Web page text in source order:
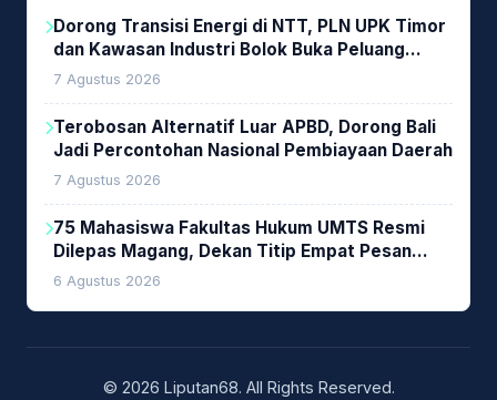
Dorong Transisi Energi di NTT, PLN UPK Timor
dan Kawasan Industri Bolok Buka Peluang
Investasi Woodchip untuk Cofiring PLTU Bolok
7 Agustus 2026
Terobosan Alternatif Luar APBD, Dorong Bali
Jadi Percontohan Nasional Pembiayaan Daerah
7 Agustus 2026
75 Mahasiswa Fakultas Hukum UMTS Resmi
Dilepas Magang, Dekan Titip Empat Pesan
Penting
6 Agustus 2026
© 2026 Liputan68. All Rights Reserved.